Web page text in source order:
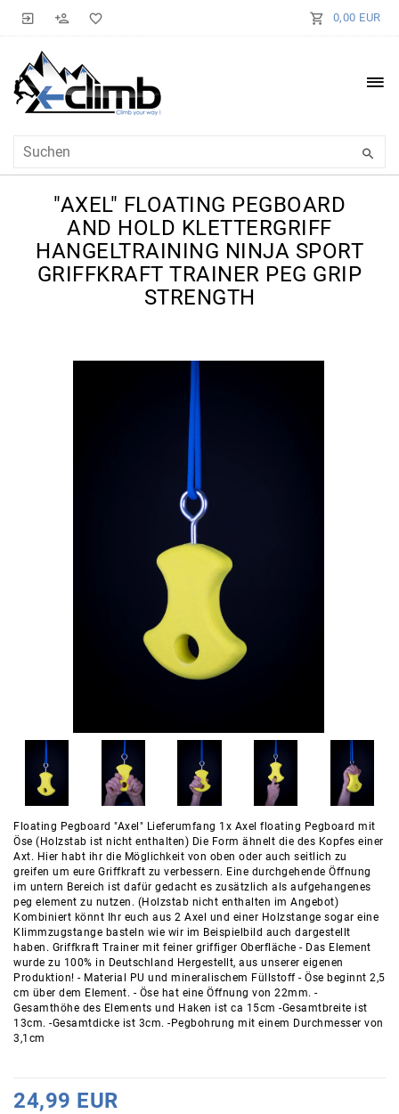
0,00 EUR
"AXEL" FLOATING PEGBOARD
AND HOLD KLETTERGRIFF
HANGELTRAINING NINJA SPORT
GRIFFKRAFT TRAINER PEG GRIP
STRENGTH
Floating Pegboard "Axel" Lieferumfang 1x Axel floating Pegboard mit
Öse (Holzstab ist nicht enthalten) Die Form ähnelt die des Kopfes einer
Axt. Hier habt ihr die Möglichkeit von oben oder auch seitlich zu
greifen um eure Griffkraft zu verbessern. Eine durchgehende Öffnung
im untern Bereich ist dafür gedacht es zusätzlich als aufgehangenes
peg element zu nutzen. (Holzstab nicht enthalten im Angebot)
Kombiniert könnt Ihr euch aus 2 Axel und einer Holzstange sogar eine
Klimmzugstange basteln wie wir im Beispielbild auch dargestellt
haben. Griffkraft Trainer mit feiner griffiger Oberfläche - Das Element
wurde zu 100% in Deutschland Hergestellt, aus unserer eigenen
Produktion! - Material PU und mineralischem Füllstoff - Öse beginnt 2,5
cm über dem Element. - Öse hat eine Öffnung von 22mm. -
Gesamthöhe des Elements und Haken ist ca 15cm -Gesamtbreite ist
13cm. -Gesamtdicke ist 3cm. -Pegbohrung mit einem Durchmesser von
3,1cm
24,99 EUR